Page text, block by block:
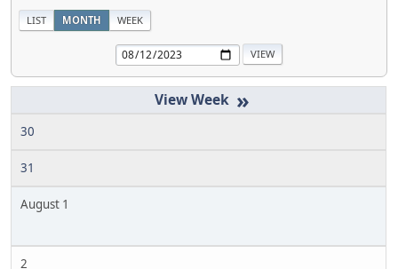
LIST MONTH WEEK
»
30
31
August 1
2